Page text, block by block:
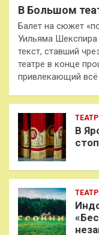
В Большом
Балет на сюжет
Уильяма Шекспира
текст, ставший
театре в конце
привлекающий всё
ТЕАТР
В
ТЕАТР